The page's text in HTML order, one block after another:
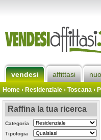
vendesi affittasi
Home› Residenziale › Toscana ›
Raffina la tua ricerca
Categoria
Tipologia